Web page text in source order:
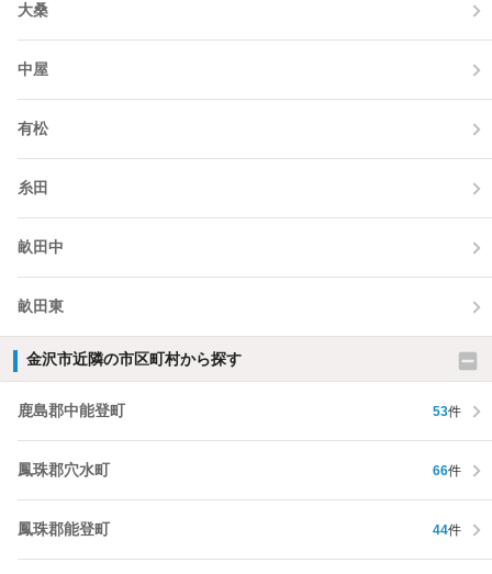
大桑
中屋
有松
糸田
畝田中
畝田東
金沢市近隣の市区町村から探す
鹿島郡中能登町 53件
鳳珠郡穴水町 66件
鳳珠郡能登町 44件